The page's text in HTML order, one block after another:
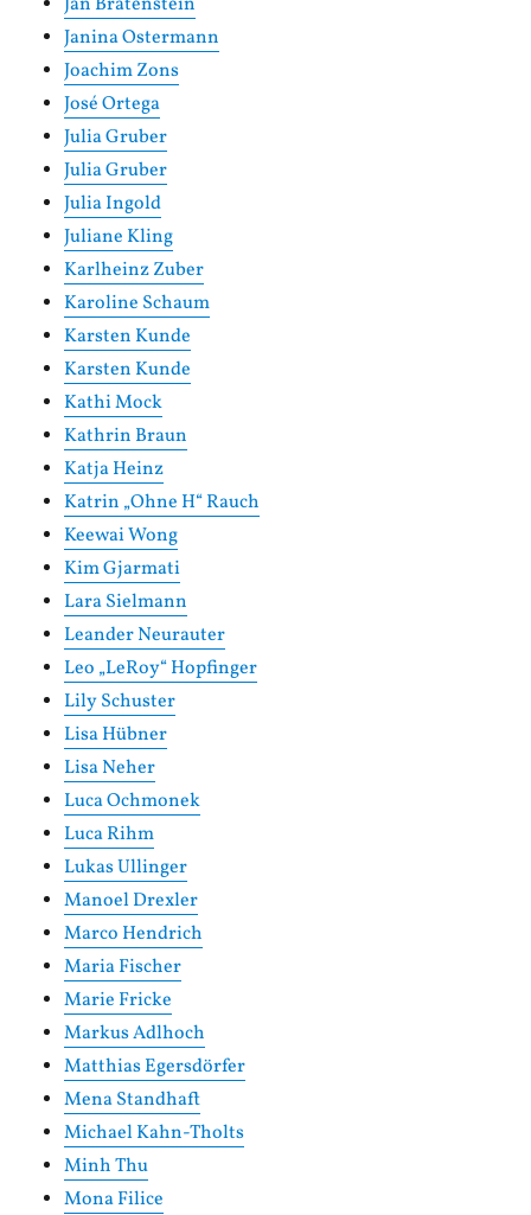
Janina Ostermann
Joachim Zons
José Ortega
Julia Gruber
Julia Gruber
Julia Ingold
Juliane Kling
Karlheinz Zuber
Karoline Schaum
Karsten Kunde
Karsten Kunde
Kathi Mock
Kathrin Braun
Katja Heinz
Katrin „Ohne H“ Rauch
Keewai Wong
Kim Gjarmati
Lara Sielmann
Leander Neurauter
Leo „LeRoy“ Hopfinger
Lily Schuster
Lisa Hübner
Lisa Neher
Luca Ochmonek
Luca Rihm
Lukas Ullinger
Manoel Drexler
Marco Hendrich
Maria Fischer
Marie Fricke
Markus Adlhoch
Matthias Egersdörfer
Mena Standhaft
Michael Kahn-Tholts
Minh Thu
Mona Filice